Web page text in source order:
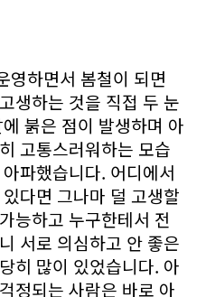
영하면서 봄철이 되면
생하는 것을 직접 두 눈
붉은 점이 발생하며 아
고통스러워하는 모습
파했습니다. 어디에서
다면 그나마 덜 고생할
능하고 누구한테서 전
서로 의심하고 안 좋은
히 많이 있었습니다. 아
정되는 사람은 바로 아